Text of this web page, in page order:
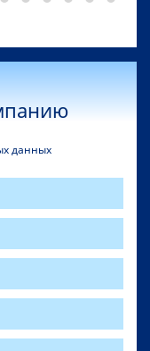
данных